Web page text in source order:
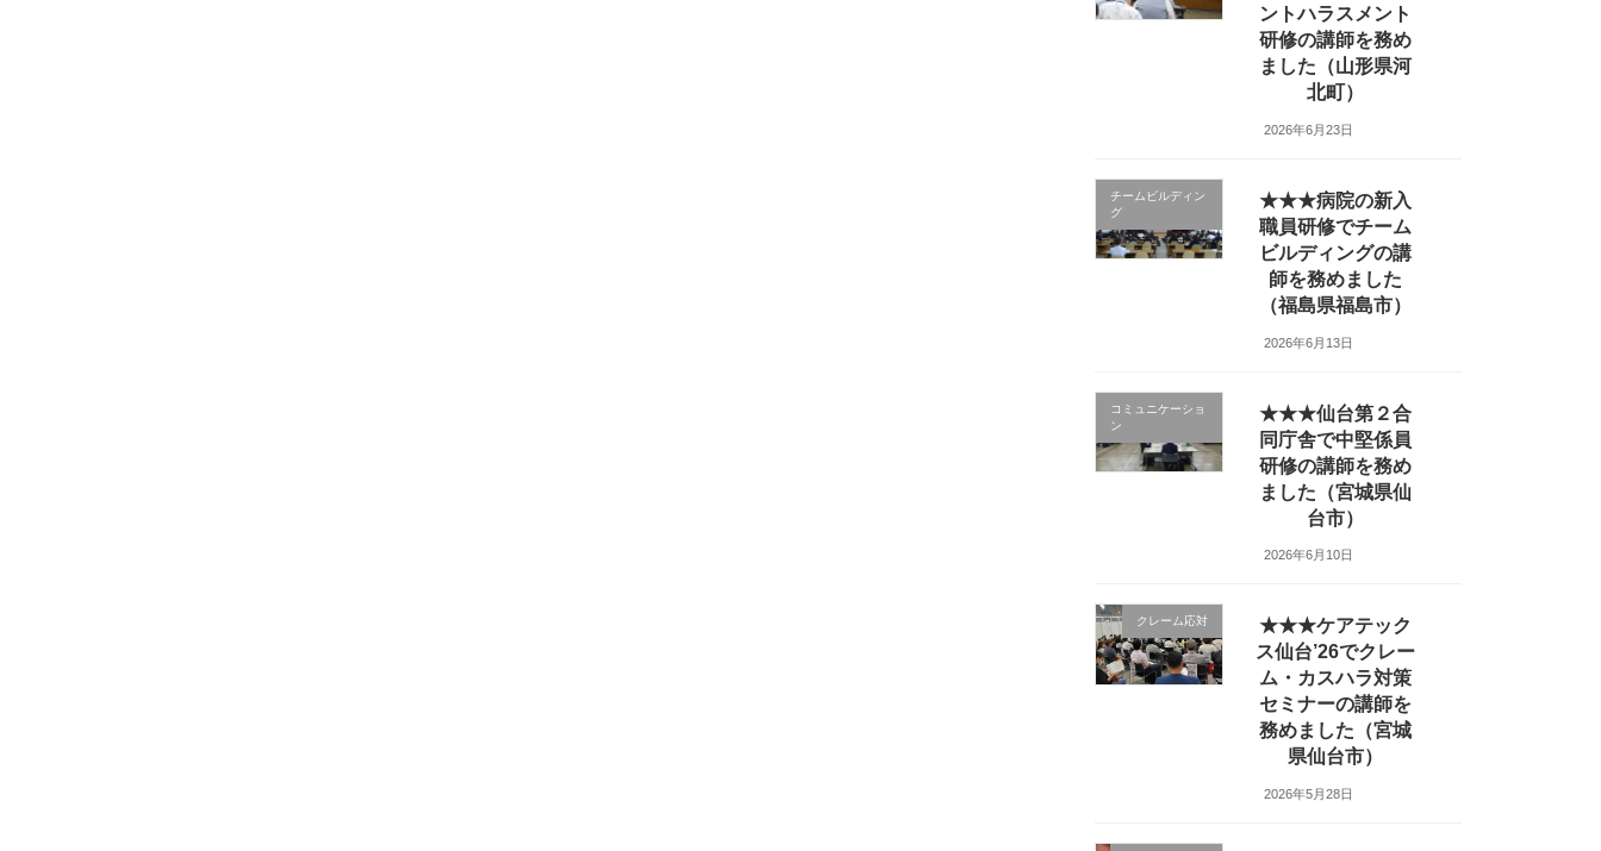
ントハラスメント
研修の講師を務め
ました（山形県河
北町）
2026年6月23日
チームビルディン
グ
★★★病院の新入
職員研修でチーム
ビルディングの講
師を務めました
（福島県福島市）
2026年6月13日
コミュニケーショ
ン
★★★仙台第２合
同庁舎で中堅係員
研修の講師を務め
ました（宮城県仙
台市）
2026年6月10日
クレーム応対
★★★ケアテック
ス仙台’26でクレー
ム・カスハラ対策
セミナーの講師を
務めました（宮城
県仙台市）
2026年5月28日